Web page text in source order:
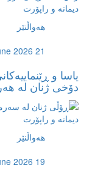
دیمانە و راپۆرت
هەواڵنێر
2026 21
یاسا و
دۆخی ژنان لە
دیمانە و راپۆرت
هەواڵنێر
2026 19